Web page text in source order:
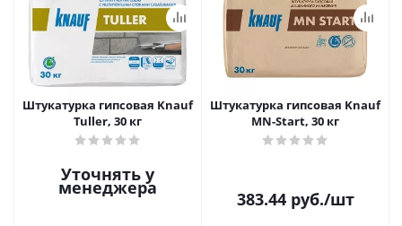
Штукатурка гипсовая Knauf
Tuller, 30 кг
Уточнять у
менеджера
Штукатурка гипсовая Knauf
МN-Start, 30 кг
383.44руб./шт